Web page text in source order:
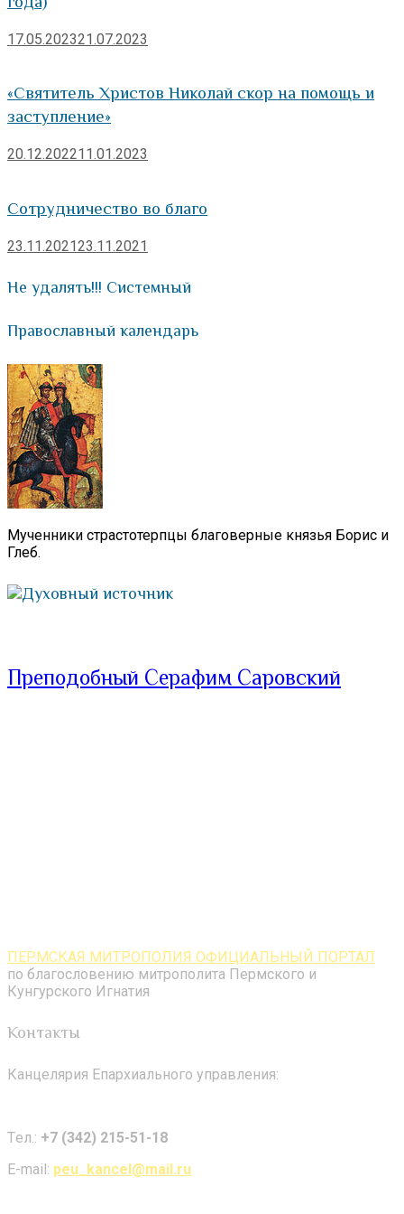
17.05.202321.07.2023
«Святитель Христов Николай скор на помощь и
заступление»
20.12.202211.01.2023
Сотрудничество во благо
23.11.202123.11.2021
Не удалять!!! Системный
Православный календарь
Мученники страстотерпцы благоверные князья Борис и
Глеб.
Духовный источник
Преподобный Серафим Саровский
ПЕРМСКАЯ МИТРОПОЛИЯ ОФИЦИАЛЬНЫЙ ПОРТАЛ
по благословению митрополита Пермского и
Кунгурского Игнатия
Контакты
Канцелярия Епархиального управления:
Tел.: +7 (342) 215-51-18
E-mail: peu_kancel@mail.ru